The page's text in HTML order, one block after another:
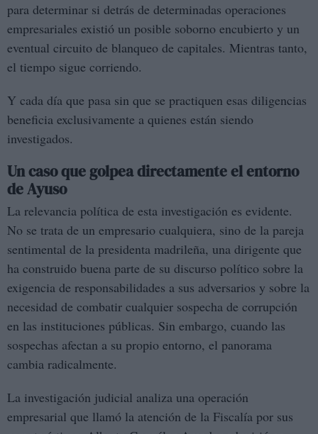
para determinar si detrás de determinadas operaciones
empresariales existió un posible soborno encubierto y un
eventual circuito de blanqueo de capitales. Mientras tanto,
el tiempo sigue corriendo.
Y cada día que pasa sin que se practiquen esas diligencias
beneficia exclusivamente a quienes están siendo
investigados.
Un caso que golpea directamente el entorno
de Ayuso
La relevancia política de esta investigación es evidente.
No se trata de un empresario cualquiera, sino de la pareja
sentimental de la presidenta madrileña, una dirigente que
ha construido buena parte de su discurso político sobre la
exigencia de responsabilidades a sus adversarios y sobre la
necesidad de combatir cualquier sospecha de corrupción
en las instituciones públicas. Sin embargo, cuando las
sospechas afectan a su propio entorno, el panorama
cambia radicalmente.
La investigación judicial analiza una operación
empresarial que llamó la atención de la Fiscalía por sus